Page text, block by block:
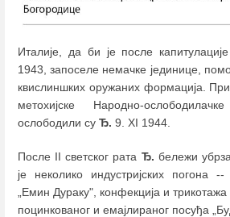
Италије, да би је после
1943, запоселе немачке јединице,
квислиншких оружаних формација.
метохијске Народно-
ослободили су Ђ. 9. XI 1944.
После II светског рата Ђ. бележи
је неколико индустријских погона
„Емин Дураку", конфекција и
поцинкованог и емајлираног посуђа